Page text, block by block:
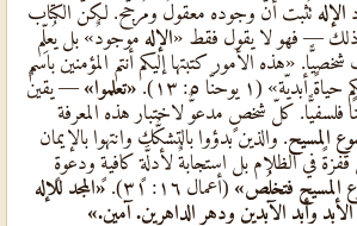
الإله تُثبت أنّ وجوده معقولٌ ومُرجَّح. لكنّ الكتاب
— فهو لا يقول فقط «الإله موجودٌ» بل يُعلِّم
«هذه الأمور كتبتها إليكم أنتم المؤمنين باسم
(١ يوحنّا ٥: ١٣). «تعلموا» — يقينٌ
فلسفيًّا. كلّ شخصٍ مدعوٌّ لاختبار هذه المعرفة
المسيح. والذين بدؤوا بالتشكُّك وانتهوا بالإيمان
في الظلام بل استجابةٌ لأدلَّةٍ كافيةٍ ودعوةٍ
المسيح فتخلُص» (أعمال ١٦: ٣١).
«المجد للإله
وأبد الآبدين ودهر الداهرين. آمين.»